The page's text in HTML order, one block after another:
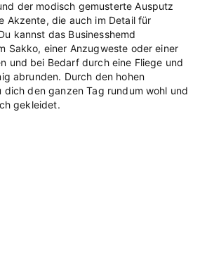
der modisch gemusterte Ausputz
Akzente, die auch im Detail für
kannst das Businesshemd
Sakko, einer Anzugweste oder einer
und bei Bedarf durch eine Fliege und
abrunden. Durch den hohen
den ganzen Tag rundum wohl und
gekleidet.